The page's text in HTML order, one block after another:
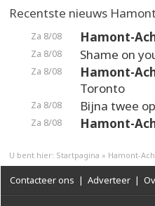
Recentste nieuws
Za 8/08 Hamont-
Za 8/08 Shame on
Za 8/08 Hamont-
Toronto
Za 8/08 Bijna twee
Za 8/08 Hamont-
U bent hier: Startpagina » Hamont-
Contacteer ons | Adverteer |